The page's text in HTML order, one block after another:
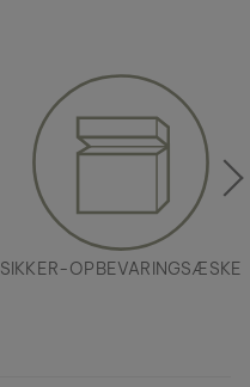
SIKKER-OPBEVARINGSÆSKE